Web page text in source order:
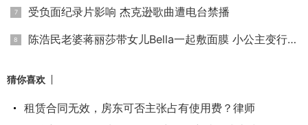
受负面纪录片影响 杰克逊歌曲遭电台禁播
陈浩民老婆蒋丽莎带女儿Bella一起敷面膜 小公主变行走的表情包
猜你喜欢
租赁合同无效，房东可否主张占有使用费？律师